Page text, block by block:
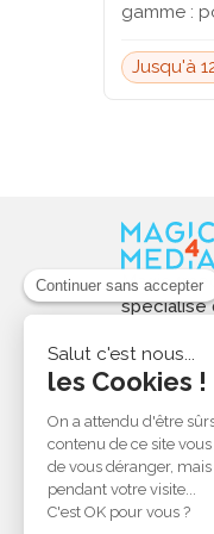
gamme :
Jusqu'à
spécialisé
pour les
valoriser
soutenir